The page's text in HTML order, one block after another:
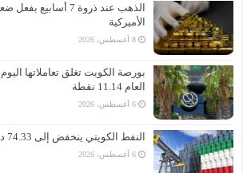
الذهب عند ذروة 7
الأميركية
8 أغسطس، 2026
بورصة الكويت تغلق تعاملاتها
العام 11.14 نقطة
6 أغسطس، 2026
النفط الكويتي ينخفض إلى 74.33 دولار للبرميل
6 أغسطس، 2026